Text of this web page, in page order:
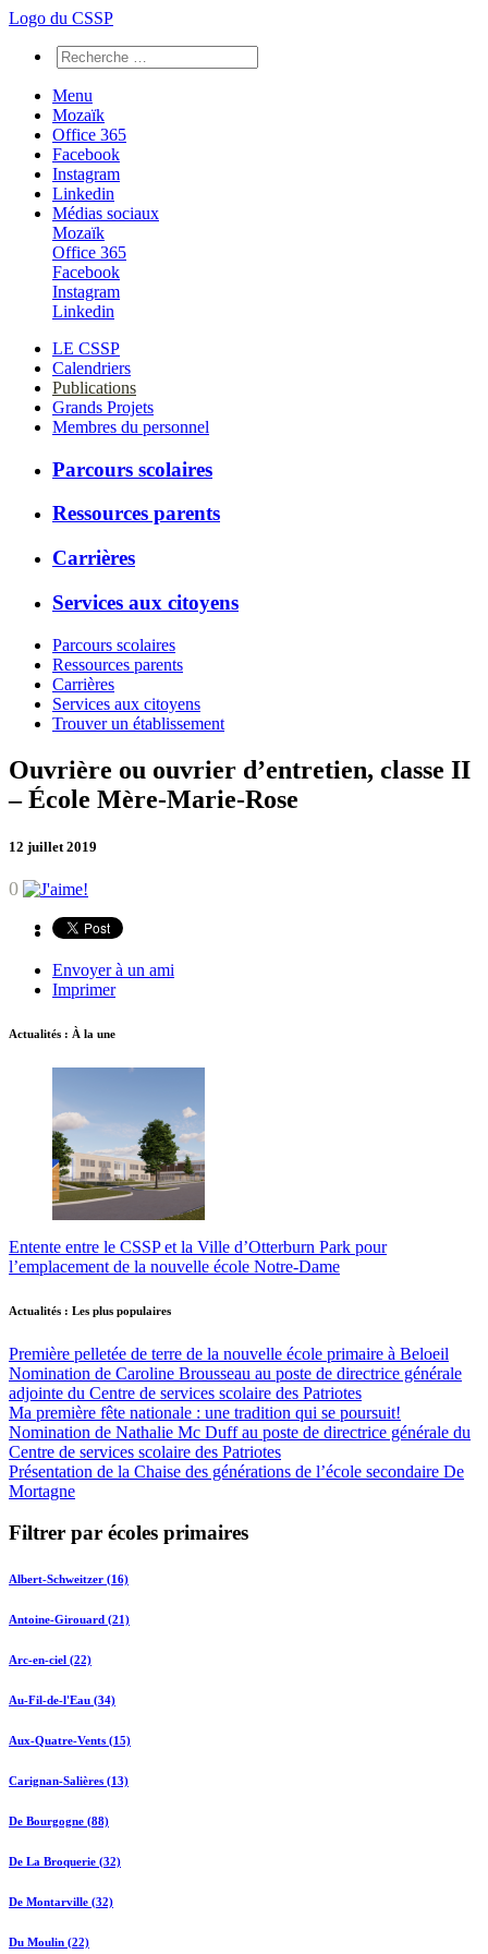
Logo du CSSP
Menu
Mozaïk
Office 365
Facebook
Instagram
Linkedin
Médias sociaux
Mozaïk
Office 365
Facebook
Instagram
Linkedin
LE CSSP
Calendriers
Publications
Grands Projets
Membres du personnel
Parcours scolaires
Ressources parents
Carrières
Services aux citoyens
Parcours scolaires
Ressources parents
Carrières
Services aux citoyens
Trouver un établissement
Ouvrière ou ouvrier d’entretien, classe II
– École Mère-Marie-Rose
12 juillet 2019
0
Envoyer à un ami
Imprimer
Actualités : À la une
Entente entre le CSSP et la Ville d’Otterburn Park pour
l’emplacement de la nouvelle école Notre-Dame
Actualités : Les plus populaires
Première pelletée de terre de la nouvelle école primaire à Beloeil
Nomination de Caroline Brousseau au poste de directrice générale
adjointe du Centre de services scolaire des Patriotes
Ma première fête nationale : une tradition qui se poursuit!
Nomination de Nathalie Mc Duff au poste de directrice générale du
Centre de services scolaire des Patriotes
Présentation de la Chaise des générations de l’école secondaire De
Mortagne
Filtrer par écoles primaires
Albert-Schweitzer (16)
Antoine-Girouard (21)
Arc-en-ciel (22)
Au-Fil-de-l'Eau (34)
Aux-Quatre-Vents (15)
Carignan-Salières (13)
De Bourgogne (88)
De La Broquerie (32)
De Montarville (32)
Du Moulin (22)